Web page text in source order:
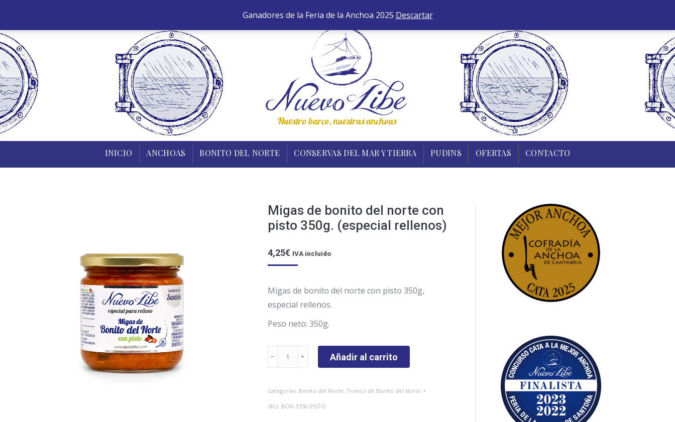
INICIO ANCHOAS BONITO DEL NORTE CONSERVAS DEL MAR Y TIERRA PUDINS OFERTAS CONTACTO
Migas de bonito del norte con
pisto 350g. (especial rellenos)
4,25€ IVA incluido
Migas de bonito del norte con pisto 350g,
especial rellenos.
Peso neto: 350g.
Migas
de
del
norte
Añadir al carrito
Categorías: Bonito del Norte, Tronco de Bonito del Norte
SKU: BON-T350-PISTO
Ganadores de la Feria de la Anchoa 2025 Descartar
ANCHOAS BONITO DEL NORTE CONSERVAS DEL MAR Y TIERRA